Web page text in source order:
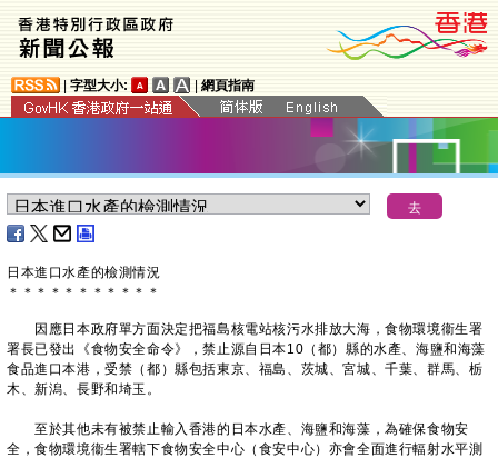
字型大小: 網頁指南
日本進口水產的檢測情況
＊ ＊ ＊ ＊ ＊ ＊ ＊ ＊ ＊ ＊ ＊
因應日本政府單方面決定把福島核電站核污水排放大海，食物環境衞生署
署長已發出《食物安全命令》，禁止源自日本10（都）縣的水產、海鹽和海藻
食品進口本港，受禁（都）縣包括東京、福島、茨城、宮城、千葉、群馬、栃
木、新潟、長野和埼玉。
至於其他未有被禁止輸入香港的日本水產、海鹽和海藻，為確保食物安
全，食物環境衞生署轄下食物安全中心（食安中心）亦會全面進行輻射水平測